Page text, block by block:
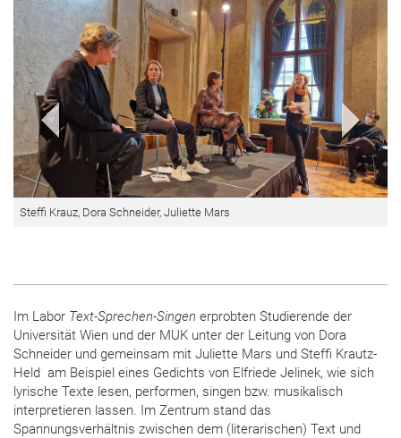
Steffi Krauz, Dora Schneider, Juliette Mars
Im Labor Text-Sprechen-Singen erprobten Studierende der
Universität Wien und der MUK unter der Leitung von Dora
Schneider und gemeinsam mit Juliette Mars und Steffi Krautz-
Held am Beispiel eines Gedichts von Elfriede Jelinek, wie sich
lyrische Texte lesen, performen, singen bzw. musikalisch
interpretieren lassen. Im Zentrum stand das
Spannungsverhältnis zwischen dem (literarischen) Text und